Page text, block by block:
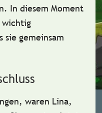
In diesem Moment
wichtig
sie gemeinsam
waren Lina,